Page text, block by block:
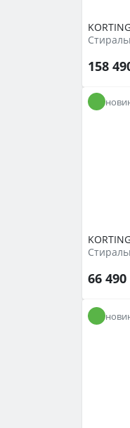
158
66 490